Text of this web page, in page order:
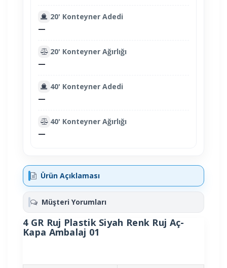
20' Konteyner Adedi
—
20' Konteyner Ağırlığı
—
40' Konteyner Adedi
—
40' Konteyner Ağırlığı
—
Ürün Açıklaması
Müşteri Yorumları
4 GR Ruj Plastik Siyah Renk Ruj Aç-
Kapa Ambalaj 01